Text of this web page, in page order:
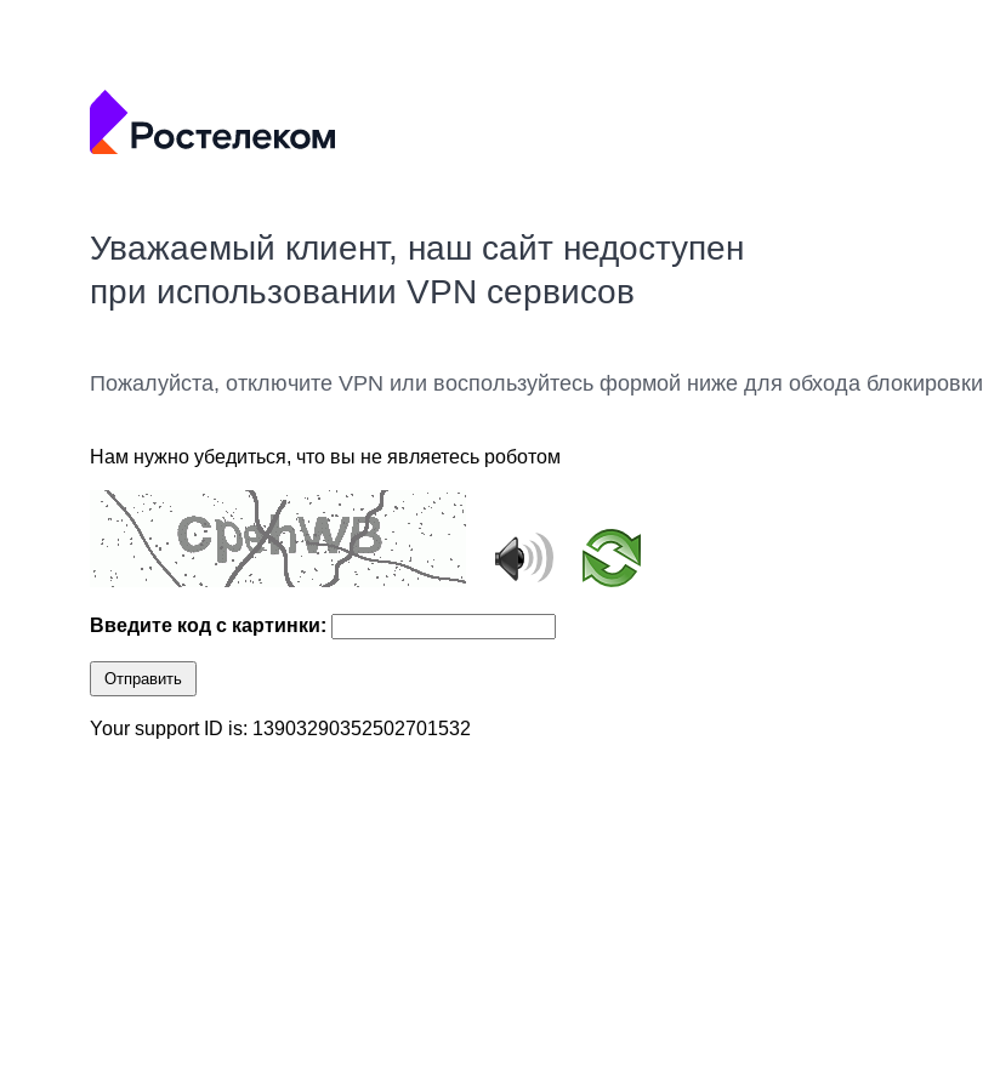
Уважаемый клиент, наш сайт недоступен
при использовании VPN сервисов
Пожалуйста, отключите VPN или воспользуйтесь формой ниже для обхода блокировки
Нам нужно убедиться, что вы не являетесь роботом
Введите код с картинки:
Отправить
Your support ID is: 13903290352502701532